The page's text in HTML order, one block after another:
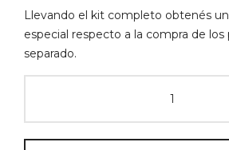
Llevando el kit completo obtenés
especial respecto a la compra de
separado.
Gardem
quantity